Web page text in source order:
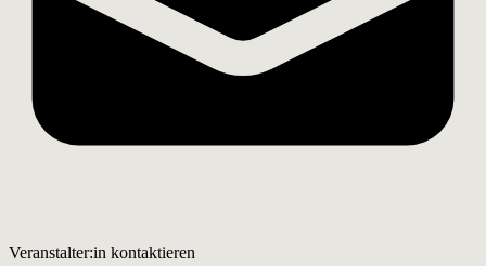
Veranstalter:in kontaktieren